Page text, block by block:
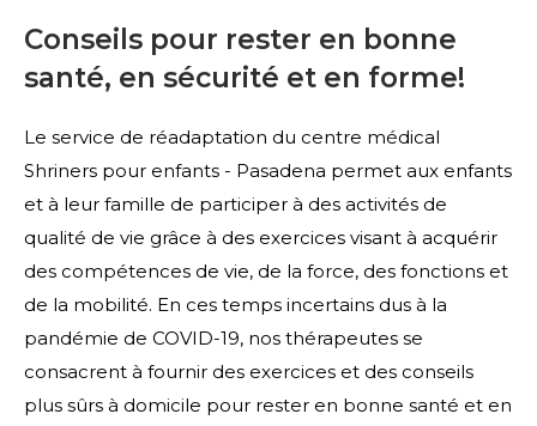
Conseils pour rester en bonne
santé, en sécurité et en forme!
Le service de réadaptation du centre médical
Shriners pour enfants - Pasadena permet aux enfants
et à leur famille de participer à des activités de
qualité de vie grâce à des exercices visant à acquérir
des compétences de vie, de la force, des fonctions et
de la mobilité. En ces temps incertains dus à la
pandémie de COVID-19, nos thérapeutes se
consacrent à fournir des exercices et des conseils
plus sûrs à domicile pour rester en bonne santé et en